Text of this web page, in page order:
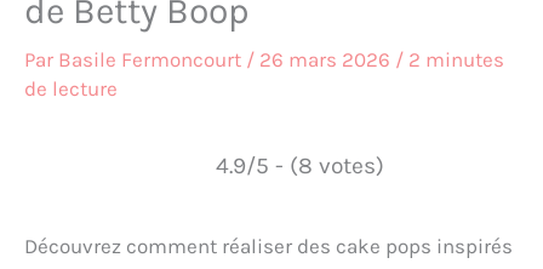
de Betty Boop
Par Basile Fermoncourt / 26 mars 2026 / 2 minutes
de lecture
4.9/5 - (8 votes)
Découvrez comment réaliser des cake pops inspirés